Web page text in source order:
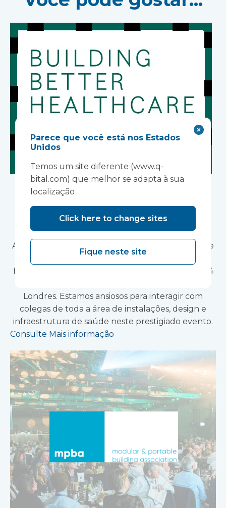
Prêmios para um
Sistema de Saúde
Melhor 2026
A Vanguard Healthcare Solutions tem o prazer de
anunciar sua presença no Building Better
Healthcare Awards 2026, que acontecerá no dia 4
Londres. Estamos ansiosos para interagir com
colegas de toda a área de instalações, design e
infraestrutura de saúde neste prestigiado evento.
Consulte Mais informação
Parece que você está nos Estados
Unidos
Temos um site diferente (www.q-
bital.com) que melhor se adapta à sua
localização
Click here to change sites
Fique neste site